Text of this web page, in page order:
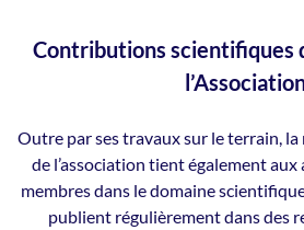
Contributions scientifiques
Outre par ses travaux sur le terrain,
de l’association tient également
membres dans le domaine
publient régulièrement dans des